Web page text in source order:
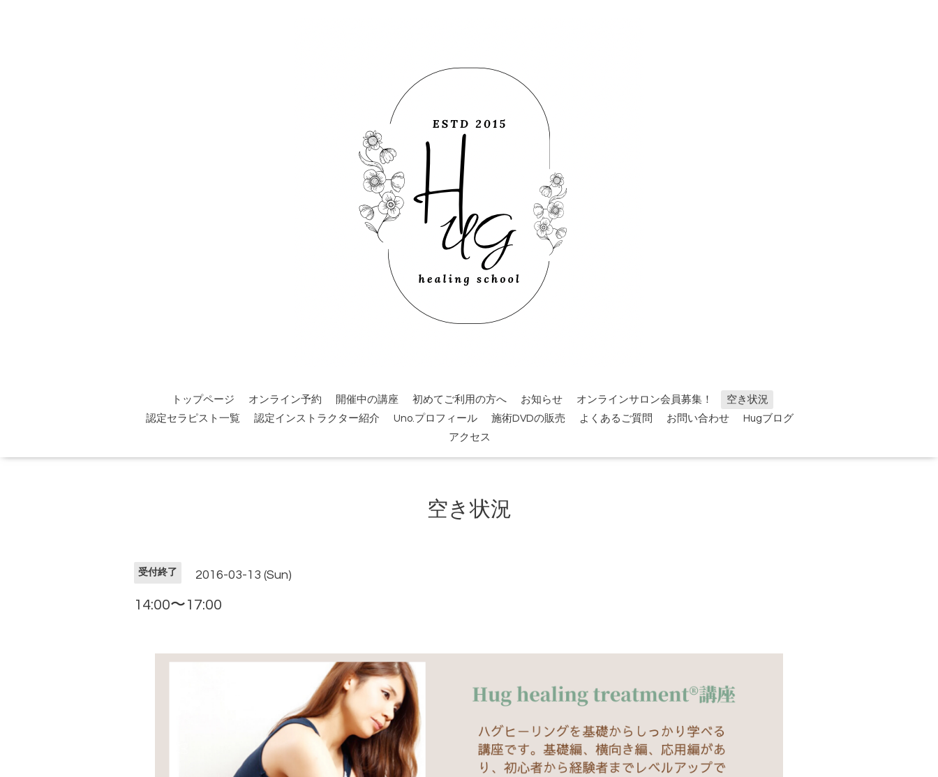
トップページ オンライン予約 開催中の講座 初めてご利用の方へ お知らせ オンラインサロン会員募集！
空き状況
認定セラピスト一覧
認定インストラクター紹介 Uno.プロフィール 施術DVDの販売 よくあるご質問 お問い合わせ
Hugブログ
アクセス
空き状況
受付終了 2016-03-13 (Sun)
14:00〜17:00